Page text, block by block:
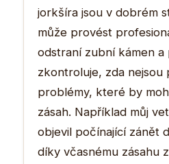
jorkšíra jsou v dobrém
může provést
odstraní zubní kámen a
zkontroluje, zda nejsou
problémy, které by
zásah. Například můj
objevil počínající zánět
díky včasnému zásahu